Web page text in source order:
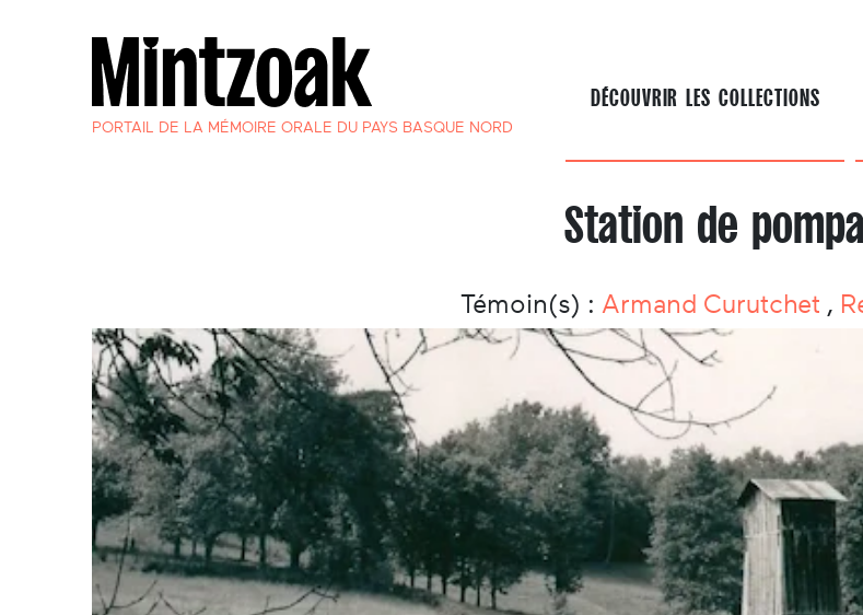
PORTAIL DE LA MÉMOIRE ORALE DU PAYS BASQUE NORD
DÉCOUVRIR LES COLLECTIONS
Station de
Témoin(s) : Armand Curutchet ,